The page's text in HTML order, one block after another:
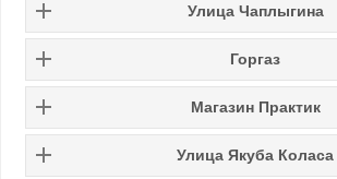
Улица Чаплыгина
Горгаз
Магазин Практик
Улица Якуба Коласа